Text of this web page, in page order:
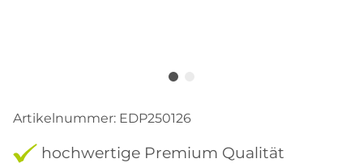
Artikelnummer: EDP250126
hochwertige Premium Qualität